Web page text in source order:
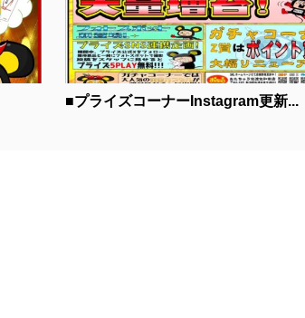
■プライズコーナーInstagram更新...